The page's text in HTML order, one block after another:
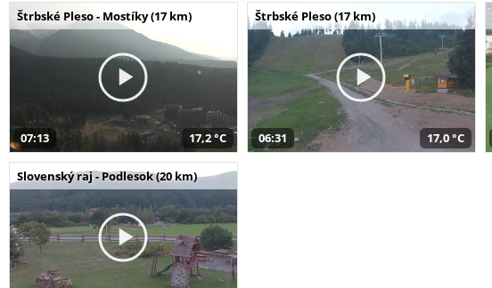
Štrbské Pleso - Mostíky (17 km)
07:13 17,2 °C
Štrbské Pleso (17 km)
06:31 17,0 °C
Slovenský raj - Podlesok (20 km)